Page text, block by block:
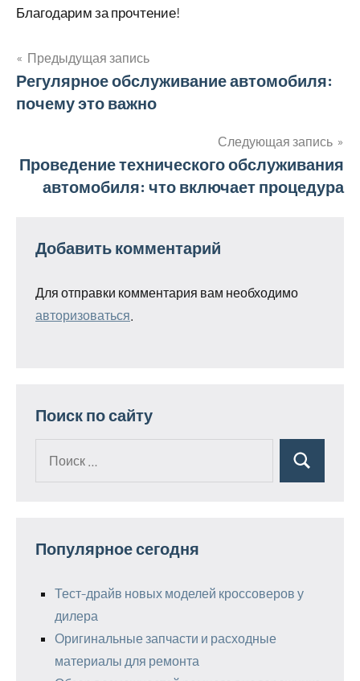
Благодарим за прочтение!
Навигация
по
Предыдущая запись
Регулярное обслуживание автомобиля:
почему это важно
Следующая запись
Проведение технического обслуживания
автомобиля: что включает процедура
Добавить комментарий
Для отправки комментария вам необходимо
авторизоваться
Поиск по сайту
Поиск
Популярное сегодня
Тест-драйв новых моделей кроссоверов у
дилера
Оригинальные запчасти и расходные
материалы для ремонта